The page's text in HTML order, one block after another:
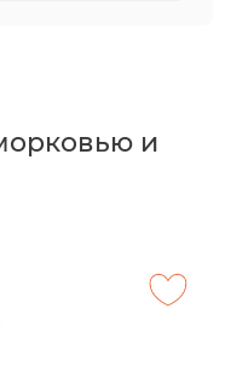
и